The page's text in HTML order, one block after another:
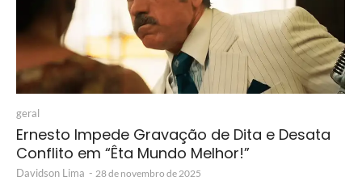
geral
Ernesto Impede Gravação de Dita e Desata
Conflito em “Êta Mundo Melhor!”
Davidson Lima - 28 de novembro de 2025